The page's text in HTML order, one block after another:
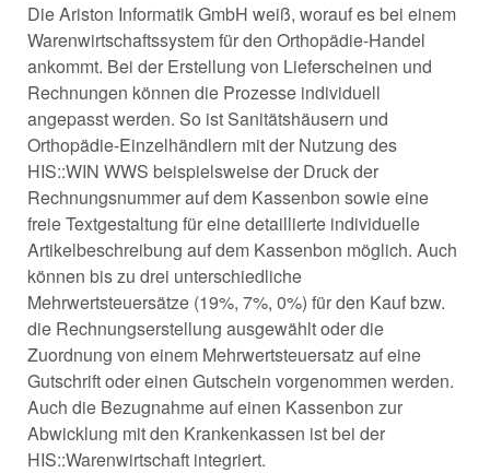
Die Ariston Informatik GmbH weiß, worauf es bei einem
Warenwirtschaftssystem für den Orthopädie-Handel
ankommt. Bei der Erstellung von Lieferscheinen und
Rechnungen können die Prozesse individuell
angepasst werden. So ist Sanitätshäusern und
Orthopädie-Einzelhändlern mit der Nutzung des
HIS::WIN WWS beispielsweise der Druck der
Rechnungsnummer auf dem Kassenbon sowie eine
freie Textgestaltung für eine detaillierte individuelle
Artikelbeschreibung auf dem Kassenbon möglich. Auch
können bis zu drei unterschiedliche
Mehrwertsteuersätze (19%, 7%, 0%) für den Kauf bzw.
die Rechnungserstellung ausgewählt oder die
Zuordnung von einem Mehrwertsteuersatz auf eine
Gutschrift oder einen Gutschein vorgenommen werden.
Auch die Bezugnahme auf einen Kassenbon zur
Abwicklung mit den Krankenkassen ist bei der
HIS::Warenwirtschaft integriert.